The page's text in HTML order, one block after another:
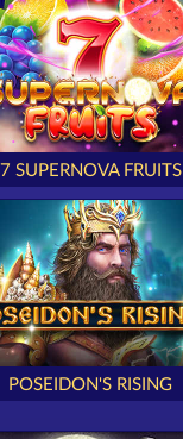
7 SUPERNOVA FRUITS
POSEIDON'S RISING